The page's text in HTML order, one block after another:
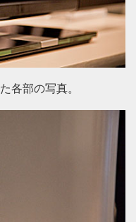
各部の写真。